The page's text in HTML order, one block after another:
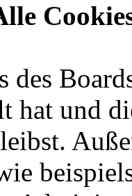
des
hat und